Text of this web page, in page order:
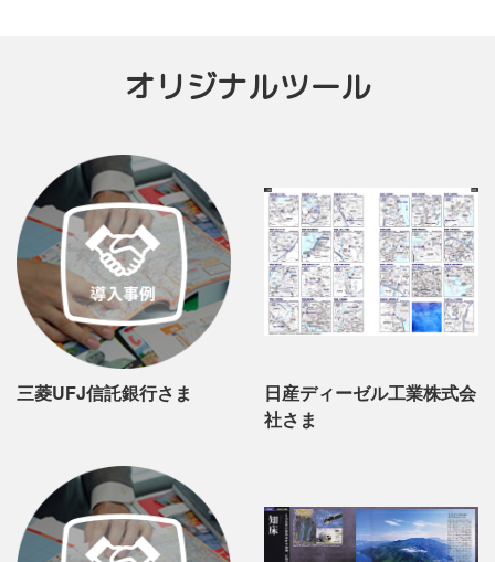
オリジナルツール
三菱UFJ信託銀行さま
日産ディーゼル工業株式会
社さま